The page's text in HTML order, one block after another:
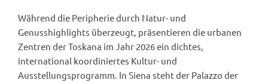
Während die Peripherie durch Natur- und
Genusshighlights überzeugt, präsentieren die urbanen
Zentren der Toskana im Jahr 2026 ein dichtes,
international koordiniertes Kultur- und
Ausstellungsprogramm. In Siena steht der Palazzo der